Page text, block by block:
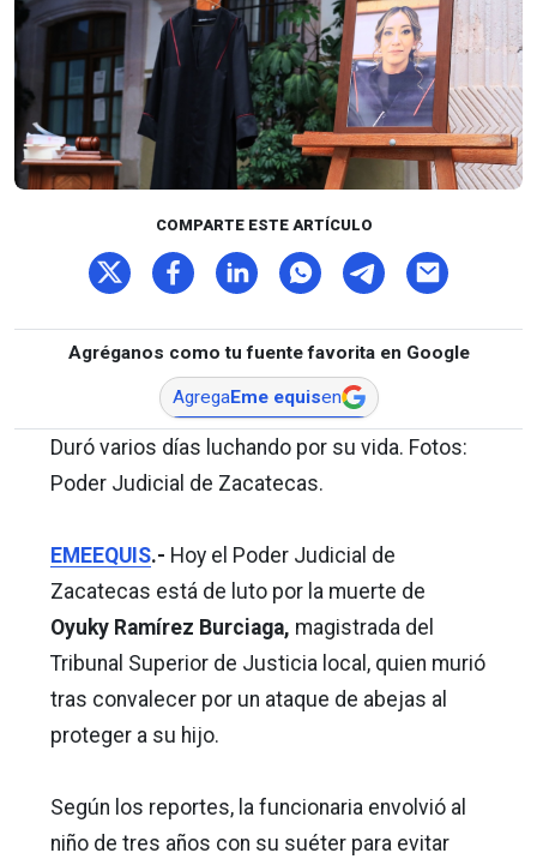
COMPARTE ESTE ARTÍCULO
Agréganos como tu fuente favorita en Google
AgregaEme equisen
Duró varios días luchando por su vida. Fotos:
Poder Judicial de Zacatecas.
EMEEQUIS.- Hoy el Poder Judicial de
Zacatecas está de luto por la muerte de
Oyuky Ramírez Burciaga, magistrada del
Tribunal Superior de Justicia local, quien murió
tras convalecer por un ataque de abejas al
proteger a su hijo.
Según los reportes, la funcionaria envolvió al
niño de tres años con su suéter para evitar